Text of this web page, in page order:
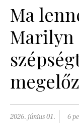
SZÉPSÉG
PÁRKAPCSOLAT
Ma
Marilyn
2026. június 01. 6